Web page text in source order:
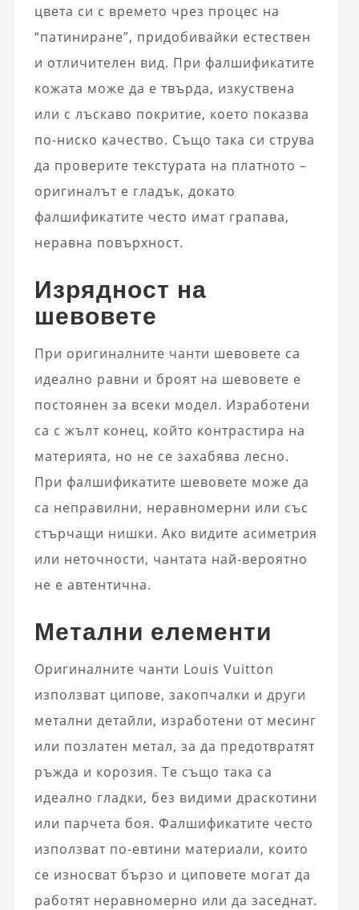
цвета си с времето чрез процес на
“патиниране”, придобивайки естествен
и отличителен вид. При фалшификатите
кожата може да е твърда, изкуствена
или с лъскаво покритие, което показва
по-ниско качество. Също така си струва
да проверите текстурата на платното –
оригиналът е гладък, докато
фалшификатите често имат грапава,
неравна повърхност.
Изрядност на
шевовете
При оригиналните чанти шевовете са
идеално равни и броят на шевовете е
постоянен за всеки модел. Изработени
са с жълт конец, който контрастира на
материята, но не се захабява лесно.
При фалшификатите шевовете може да
са неправилни, неравномерни или със
стърчащи нишки. Ако видите асиметрия
или неточности, чантата най-вероятно
не е автентична.
Метални елементи
Оригиналните чанти Louis Vuitton
използват ципове, закопчалки и други
метални детайли, изработени от месинг
или позлатен метал, за да предотвратят
ръжда и корозия. Те също така са
идеално гладки, без видими драскотини
или парчета боя. Фалшификатите често
използват по-евтини материали, които
се износват бързо и циповете могат да
работят неравномерно или да заседнат.